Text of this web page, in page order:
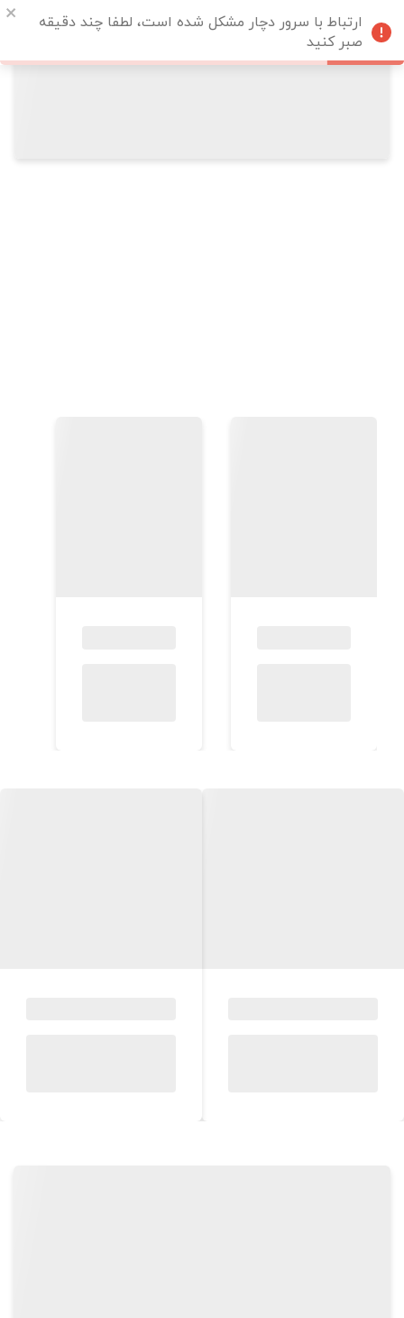
ارتباط با سرور دچار مشکل شده است، لطفا چند دقیقه
صبر کنید